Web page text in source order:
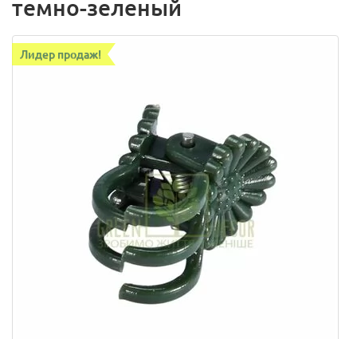
темно-зеленый
Лидер продаж!